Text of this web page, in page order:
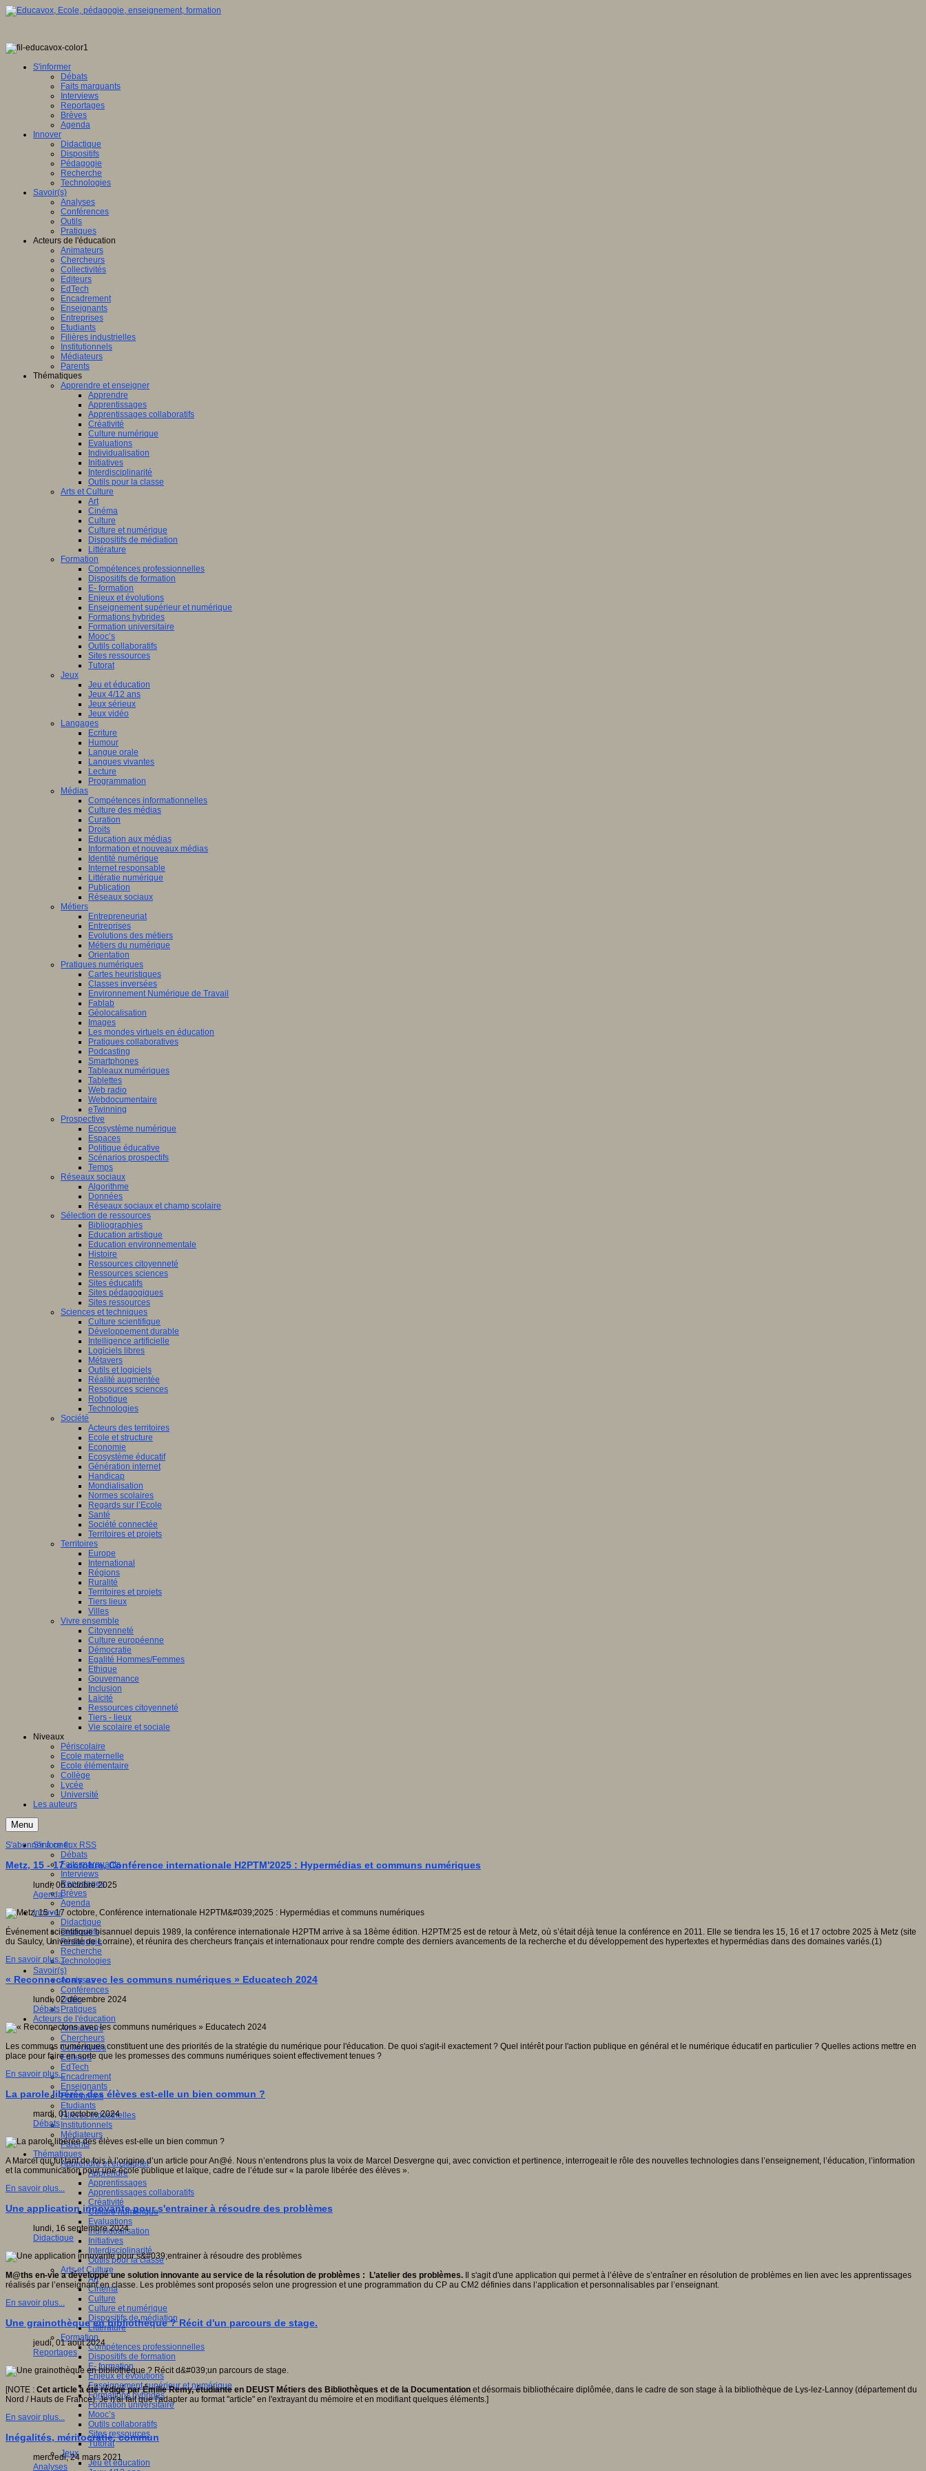
S'informer
Débats
Faits marquants
Interviews
Reportages
Brèves
Agenda
Innover
Didactique
Dispositifs
Pédagogie
Recherche
Technologies
Savoir(s)
Analyses
Conférences
Outils
Pratiques
Acteurs de l'éducation
Animateurs
Chercheurs
Collectivités
Editeurs
EdTech
Encadrement
Enseignants
Entreprises
Etudiants
Filières industrielles
Institutionnels
Médiateurs
Parents
Thématiques
Apprendre et enseigner
Apprendre
Apprentissages
Apprentissages collaboratifs
Créativité
Culture numérique
Evaluations
Individualisation
Initiatives
Interdisciplinarité
Outils pour la classe
Arts et Culture
Art
Cinéma
Culture
Culture et numérique
Dispositifs de médiation
Littérature
Formation
Compétences professionnelles
Dispositifs de formation
E- formation
Enjeux et évolutions
Enseignement supérieur et numérique
Formations hybrides
Formation universitaire
Mooc’s
Outils collaboratifs
Sites ressources
Tutorat
Jeux
Jeu et éducation
Jeux 4/12 ans
Jeux sérieux
Jeux vidéo
Langages
Ecriture
Humour
Langue orale
Langues vivantes
Lecture
Programmation
Médias
Compétences informationnelles
Culture des médias
Curation
Droits
Education aux médias
Information et nouveaux médias
Identité numérique
Internet responsable
Littératie numérique
Publication
Réseaux sociaux
Métiers
Entrepreneuriat
Entreprises
Evolutions des métiers
Métiers du numérique
Orientation
Pratiques numériques
Cartes heuristiques
Classes inversées
Environnement Numérique de Travail
Fablab
Géolocalisation
Images
Les mondes virtuels en éducation
Pratiques collaboratives
Podcasting
Smartphones
Tableaux numériques
Tablettes
Web radio
Webdocumentaire
eTwinning
Prospective
Ecosystème numérique
Espaces
Politique éducative
Scénarios prospectifs
Temps
Réseaux sociaux
Algorithme
Données
Réseaux sociaux et champ scolaire
Sélection de ressources
Bibliographies
Education artistique
Education environnementale
Histoire
Ressources citoyenneté
Ressources sciences
Sites éducatifs
Sites pédagogiques
Sites ressources
Sciences et techniques
Culture scientifique
Développement durable
Intelligence artificielle
Logiciels libres
Métavers
Outils et logiciels
Réalité augmentée
Ressources sciences
Robotique
Technologies
Société
Acteurs des territoires
Ecole et structure
Economie
Ecosystème éducatif
Génération internet
Handicap
Mondialisation
Normes scolaires
Regards sur l’Ecole
Santé
Société connectée
Territoires et projets
Territoires
Europe
International
Régions
Ruralité
Territoires et projets
Tiers lieux
Villes
Vivre ensemble
Citoyenneté
Culture européenne
Démocratie
Egalité Hommes/Femmes
Ethique
Gouvernance
Inclusion
Laïcité
Ressources citoyenneté
Tiers - lieux
Vie scolaire et sociale
Niveaux
Périscolaire
Ecole maternelle
Ecole élémentaire
Collège
Lycée
Université
Les auteurs
Menu
S'informer
Débats
Faits marquants
Interviews
Reportages
Brèves
Agenda
Innover
Didactique
Dispositifs
Pédagogie
Recherche
Technologies
Savoir(s)
Analyses
Conférences
Outils
Pratiques
Acteurs de l'éducation
Animateurs
Chercheurs
Collectivités
Editeurs
EdTech
Encadrement
Enseignants
Entreprises
Etudiants
Filières industrielles
Institutionnels
Médiateurs
Parents
Thématiques
Apprendre et enseigner
Apprendre
Apprentissages
Apprentissages collaboratifs
Créativité
Culture numérique
Evaluations
Individualisation
Initiatives
Interdisciplinarité
Outils pour la classe
Arts et Culture
Art
Cinéma
Culture
Culture et numérique
Dispositifs de médiation
Littérature
Formation
Compétences professionnelles
Dispositifs de formation
E- formation
Enjeux et évolutions
Enseignement supérieur et numérique
Formations hybrides
Formation universitaire
Mooc’s
Outils collaboratifs
Sites ressources
Tutorat
Jeux
Jeu et éducation
S'abonner à ce flux RSS
Metz, 15 - 17 octobre, Conférence internationale H2PTM'2025 : Hypermédias et communs numériques
lundi, 06 octobre 2025
Agenda
Événement scientifique bisannuel depuis 1989, la conférence internationale H2PTM arrive à sa 18ème édition. H2PTM’25 est de retour à Metz, où s’était déjà tenue la conférence en 2011. Elle se tiendra les 15, 16 et 17 octobre 2025 à Metz (site
du Saulcy, Université de Lorraine), et réunira des chercheurs français et internationaux pour rendre compte des derniers avancements de la recherche et du développement des hypertextes et hypermédias dans des domaines variés.(1)
En savoir plus...
« Reconnectons avec les communs numériques » Educatech 2024
lundi, 02 décembre 2024
Débats
Les communs numériques constituent une des priorités de la stratégie du numérique pour l'éducation. De quoi s'agit-il exactement ? Quel intérêt pour l'action publique en général et le numérique éducatif en particulier ? Quelles actions mettre en
place pour faire en sorte que les promesses des communs numériques soient effectivement tenues ?
En savoir plus...
La parole libérée des élèves est-elle un bien commun ?
mardi, 01 octobre 2024
Débats
A Marcel qui fut tant de fois à l’origine d’un article pour An@é. Nous n’entendrons plus la voix de Marcel Desvergne qui, avec conviction et pertinence, interrogeait le rôle des nouvelles technologies dans l’enseignement, l’éducation, l’information
et la communication pour une école publique et laïque, cadre de l’étude sur « la parole libérée des élèves ».
En savoir plus...
Une application innovante pour s'entrainer à résoudre des problèmes
lundi, 16 septembre 2024
Didactique
M@ths en-vie a développé une solution innovante au service de la résolution de problèmes : L’atelier des problèmes. Il s'agit d'une application qui permet à l’élève de s’entraîner en résolution de problèmes en lien avec les apprentissages
réalisés par l’enseignant en classe. Les problèmes sont proposés selon une progression et une programmation du CP au CM2 définies dans l’application et personnalisables par l’enseignant.
En savoir plus...
Une grainothèque en bibliothèque ? Récit d'un parcours de stage.
jeudi, 01 août 2024
Reportages
[NOTE : Cet article a été rédigé par Émilie Remy, étudiante en DEUST Métiers des Bibliothèques et de la Documentation et désormais bibliothécaire diplômée, dans le cadre de son stage à la bibliothèque de Lys-lez-Lannoy (département du
Nord / Hauts de France). Je n'ai fait que l'adapter au format "article" en l'extrayant du mémoire et en modifiant quelques éléments.]
En savoir plus...
Inégalités, méritocratie, commun
mercredi, 24 mars 2021
Analyses